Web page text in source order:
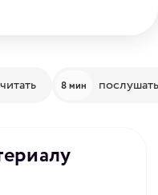
8 мин послушать